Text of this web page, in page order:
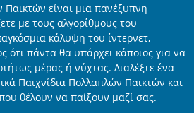
είναι μια πανέξυπνη
με τους αλγορίθμους του
κάλυψη του ίντερνετ,
ότι πάντα θα υπάρχει κάποιος για να
μέρας ή νύχτας. Διαλέξτε ένα
Παιχνίδια Πολλαπλών Παικτών και
θέλουν να παίξουν μαζί σας.